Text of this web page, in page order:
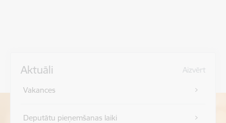
Aktuāli Aizvērt
Vakances
Deputātu pieņemšanas laiki